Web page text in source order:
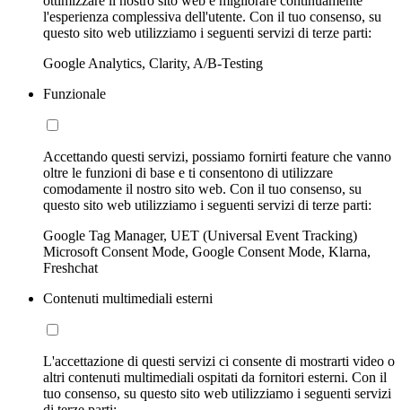
l'esperienza complessiva dell'utente. Con il tuo consenso, su
questo sito web utilizziamo i seguenti servizi di terze parti:
Google Analytics, Clarity, A/B-Testing
Funzionale
Accettando questi servizi, possiamo fornirti feature che vanno
oltre le funzioni di base e ti consentono di utilizzare
comodamente il nostro sito web. Con il tuo consenso, su
questo sito web utilizziamo i seguenti servizi di terze parti:
Google Tag Manager, UET (Universal Event Tracking)
Microsoft Consent Mode, Google Consent Mode, Klarna,
Freshchat
Contenuti multimediali esterni
L'accettazione di questi servizi ci consente di mostrarti video o
altri contenuti multimediali ospitati da fornitori esterni. Con il
tuo consenso, su questo sito web utilizziamo i seguenti servizi